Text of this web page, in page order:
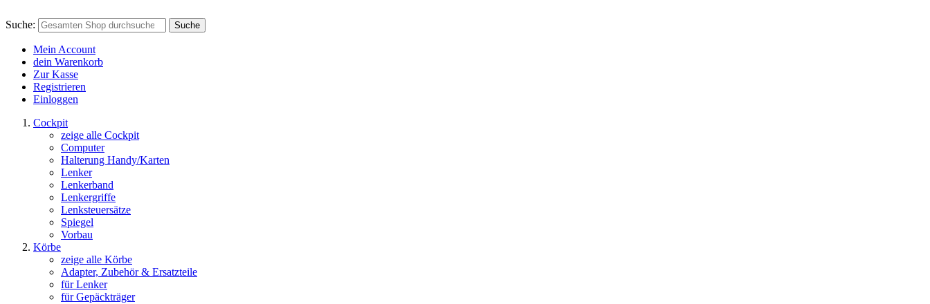
Suche: Suche
Mein Account
dein Warenkorb
Zur Kasse
Registrieren
Einloggen
Cockpit
zeige alle Cockpit
Computer
Halterung Handy/Karten
Lenker
Lenkerband
Lenkergriffe
Lenksteuersätze
Spiegel
Vorbau
Körbe
zeige alle Körbe
Adapter, Zubehör & Ersatzteile
für Lenker
für Gepäckträger